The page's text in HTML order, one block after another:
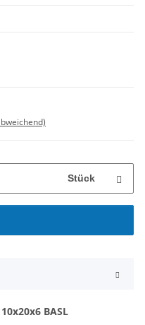
Stück
10x20x6 BASL